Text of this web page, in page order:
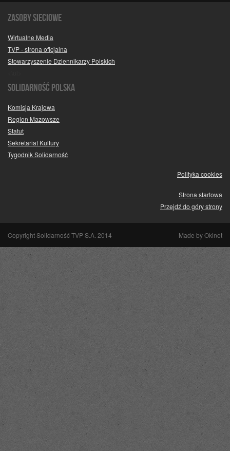
Zasoby sieciowe
Wirtualne Media
TVP - strona oficjalna
Stowarzyszenie Dziennikarzy Polskich
SOLIDARNOŚĆ POLSKA
Komisja Krajowa
Region Mazowsze
Statut
Sekretariat Kultury
Tygodnik Solidarność
Polityka cookies
Strona startowa
Przejdź do góry strony
Copyright Solidarność TVP S.A. 2014 Made byOkinet